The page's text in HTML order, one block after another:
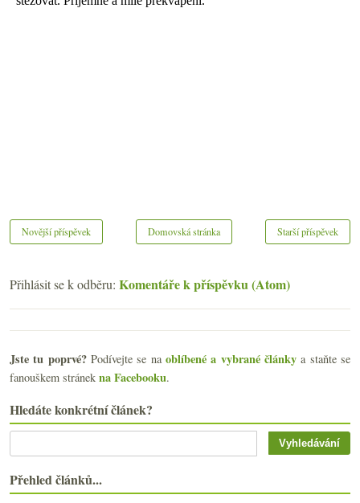
Novější příspěvek Starší příspěvek
Domovská stránka
Přihlásit se k odběru: Komentáře k příspěvku (Atom)
Jste tu poprvé?Podívejte se naoblíbené a vybrané články a staňte se
fanouškem stránek na Facebooku.
Hledáte konkrétní článek?
Přehled článků...